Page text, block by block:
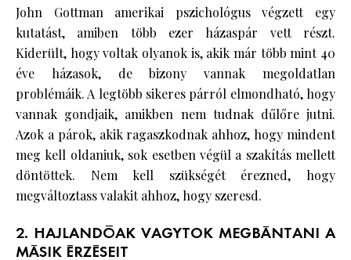
John Gottman amerikai pszichológus végzett egy
kutatást, amiben több ezer házaspár vett részt.
Kiderült, hogy voltak olyanok is, akik már több mint 40
éve házasok, de bizony vannak megoldatlan
problémáik. A legtöbb sikeres párról elmondható, hogy
vannak gondjaik, amikben nem tudnak dűlőre jutni.
Azok a párok, akik ragaszkodnak ahhoz, hogy mindent
meg kell oldaniuk, sok esetben végül a szakítás mellett
döntöttek. Nem kell szükségét érezned, hogy
megváltoztass valakit ahhoz, hogy szeresd.
2. HAJLANDÓAK VAGYTOK MEGBÁNTANI A
MÁSIK ÉRZÉSEIT